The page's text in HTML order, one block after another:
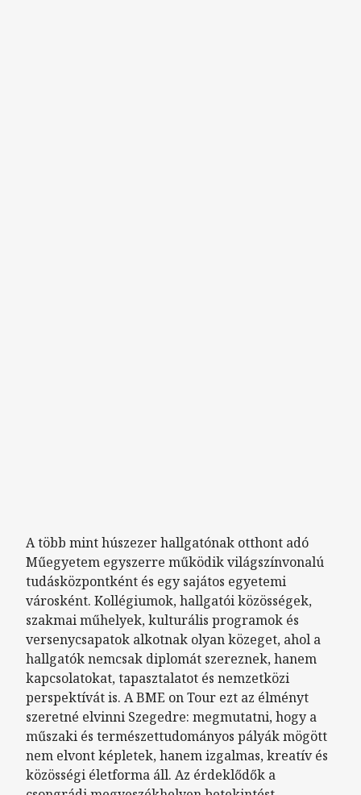
A több mint húszezer hallgatónak otthont adó
Műegyetem egyszerre működik világszínvonalú
tudásközpontként és egy sajátos egyetemi
városként. Kollégiumok, hallgatói közösségek,
szakmai műhelyek, kulturális programok és
versenycsapatok alkotnak olyan közeget, ahol a
hallgatók nemcsak diplomát szereznek, hanem
kapcsolatokat, tapasztalatot és nemzetközi
perspektívát is. A BME on Tour ezt az élményt
szeretné elvinni Szegedre: megmutatni, hogy a
műszaki és természettudományos pályák mögött
nem elvont képletek, hanem izgalmas, kreatív és
közösségi életforma áll. Az érdeklődők a